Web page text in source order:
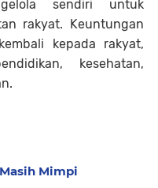
sendiri untuk
rakyat. Keuntungan
kepada rakyat,
kesehatan,
Mimpi